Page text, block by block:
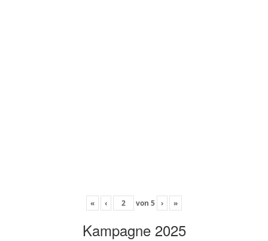
« ‹ von 5 › »
Kampagne 2025